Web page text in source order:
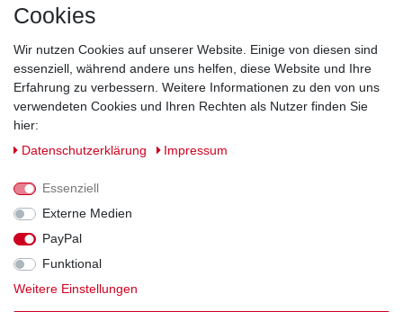
Direkt vom Hersteller
Lagerware
Barrierefreiheitserklärung
Cookies
Wir nutzen Cookies auf unserer Website. Einige von diesen sind
essenziell, während andere uns helfen, diese Website und Ihre
Erfahrung zu verbessern. Weitere Informationen zu den von uns
verwendeten Cookies und Ihren Rechten als Nutzer finden Sie
hier:
Daten­schutz­erklärung
Impressum
Essenziell
Externe Medien
PayPal
Funktional
Weitere Einstellungen